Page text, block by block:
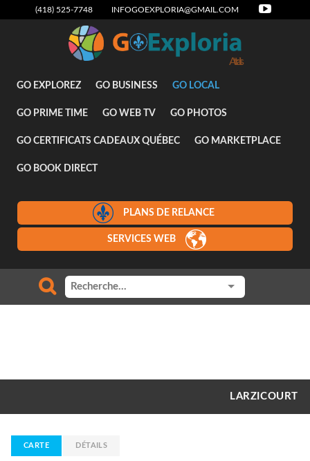
(418) 525-7748 INFOGOEXPLORIA@GMAIL.COM
Attraits
GO EXPLOREZ GO BUSINESS GO LOCAL
GO PRIME TIME GO WEB TV GO PHOTOS
GO CERTIFICATS CADEAUX QUÉBEC GO MARKETPLACE
GO BOOK DIRECT
PLANS DE RELANCE
SERVICES WEB
LARZICOURT
CARTE DÉTAILS